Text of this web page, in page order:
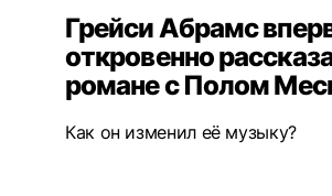
Грейси Абрамс
откровенно
романе с Полом
Как он изменил её музыку?